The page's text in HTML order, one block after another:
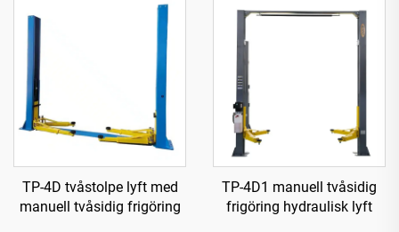
TP-4D tvåstolpe lyft med
manuell tvåsidig frigöring
TP-4D1 manuell tvåsidig
frigöring hydraulisk lyft